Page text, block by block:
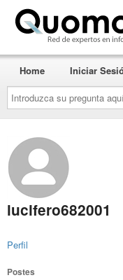
Introduzca
su
pregunta
aquí...
Home Iniciar
lucifero682001
Perfil
Postes